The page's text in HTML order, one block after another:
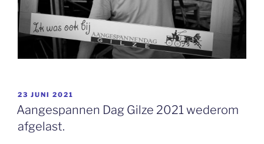
GEPLAATST
OP
23 JUNI 2021
Aangespannen Dag Gilze 2021 wederom
afgelast.